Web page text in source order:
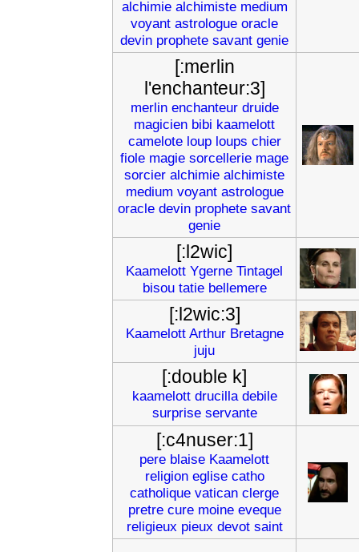
alchimie alchimiste medium
voyant astrologue oracle
devin prophete savant genie
[:merlin
l'enchanteur:3]
merlin enchanteur druide
magicien bibi kaamelott
camelote loup loups chier
fiole magie sorcellerie mage
sorcier alchimie alchimiste
medium voyant astrologue
oracle devin prophete savant
genie
[:l2wic]
Kaamelott Ygerne Tintagel
bisou tatie bellemere
[:l2wic:3]
Kaamelott Arthur Bretagne
juju
[:double k]
kaamelott drucilla debile
surprise servante
[:c4nuser:1]
pere blaise Kaamelott
religion eglise catho
catholique vatican clerge
pretre cure moine eveque
religieux pieux devot saint